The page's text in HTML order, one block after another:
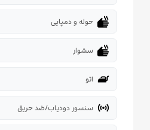
dry حوله و دمپایی
dry سشوار
iron اتو
sensors سنسور دودیاب/ضد حریق